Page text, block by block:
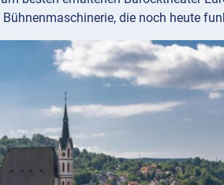
die noch heute